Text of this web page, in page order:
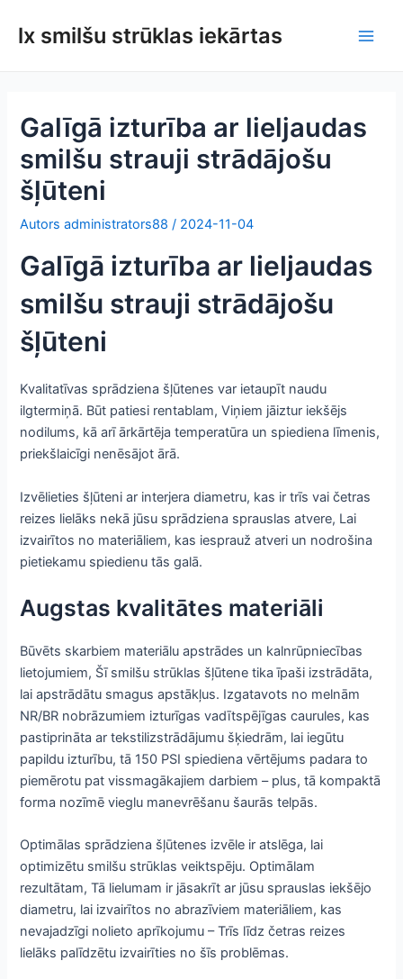
lx smilšu strūklas iekārtas
Galīgā izturība ar lieljaudas
smilšu strauji strādājošu
šļūteni
Autorsadministrators88/ 2024-11-04
Galīgā izturība ar lieljaudas
smilšu strauji strādājošu
šļūteni
Kvalitatīvas sprādziena šļūtenes var ietaupīt naudu
ilgtermiņā. Būt patiesi rentablam, Viņiem jāiztur iekšējs
nodilums, kā arī ārkārtēja temperatūra un spiediena līmenis,
priekšlaicīgi nenēsājot ārā.
Izvēlieties šļūteni ar interjera diametru, kas ir trīs vai četras
reizes lielāks nekā jūsu sprādziena sprauslas atvere, Lai
izvairītos no materiāliem, kas iesprauž atveri un nodrošina
pietiekamu spiedienu tās galā.
Augstas kvalitātes materiāli
Būvēts skarbiem materiālu apstrādes un kalnrūpniecības
lietojumiem, Šī smilšu strūklas šļūtene tika īpaši izstrādāta,
lai apstrādātu smagus apstākļus. Izgatavots no melnām
NR/BR nobrāzumiem izturīgas vadītspējīgas caurules, kas
pastiprināta ar tekstilizstrādājumu šķiedrām, lai iegūtu
papildu izturību, tā 150 PSI spiediena vērtējums padara to
piemērotu pat vissmagākajiem darbiem – plus, tā kompaktā
forma nozīmē vieglu manevrēšanu šaurās telpās.
Optimālas sprādziena šļūtenes izvēle ir atslēga, lai
optimizētu smilšu strūklas veiktspēju. Optimālam
rezultātam, Tā lielumam ir jāsakrīt ar jūsu sprauslas iekšējo
diametru, lai izvairītos no abrazīviem materiāliem, kas
nevajadzīgi nolieto aprīkojumu – Trīs līdz četras reizes
lielāks palīdzētu izvairīties no šīs problēmas.